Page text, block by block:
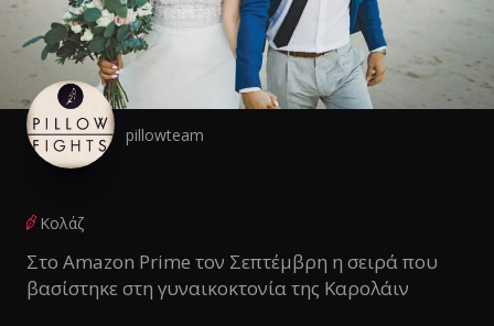
pillowteam
Κολάζ
Στο Amazon Prime τον Σεπτέμβρη η σειρά που
βασίστηκε στη γυναικοκτονία της Καρολάιν